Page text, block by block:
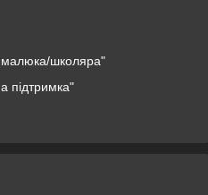
малюка/школяра"
підтримка"